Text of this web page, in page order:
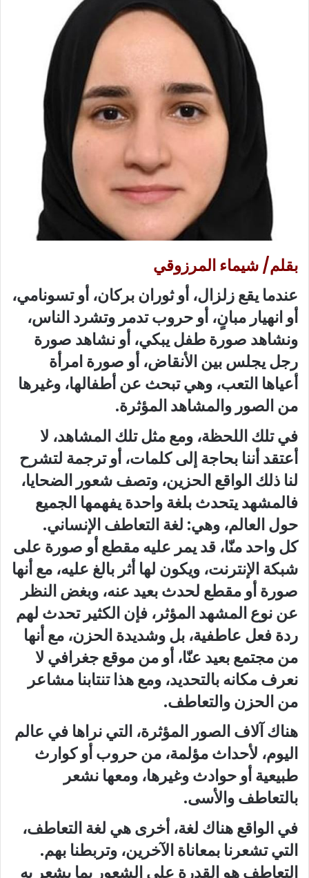
ى
ر
إ
ل
ك
ر
و
ن
بقلم/ شيماء المرزوقي
عندما يقع زلزال، أو ثوران بركان، أو تسونامي،
أو انهيار مبانٍ، أو حروب تدمر وتشرد الناس،
ونشاهد صورة طفل يبكي، أو نشاهد صورة
رجل يجلس بين الأنقاض، أو صورة امرأة
أعياها التعب، وهي تبحث عن أطفالها، وغيرها
من الصور والمشاهد المؤثرة.
في تلك اللحظة، ومع مثل تلك المشاهد، لا
أعتقد أننا بحاجة إلى كلمات، أو ترجمة لتشرح
لنا ذلك الواقع الحزين، وتصف شعور الضحايا،
فالمشهد يتحدث بلغة واحدة يفهمها الجميع
حول العالم، وهي: لغة التعاطف الإنساني.
كل واحد منّا، قد يمر عليه مقطع أو صورة على
شبكة الإنترنت، ويكون لها أثر بالغ عليه، مع أنها
صورة أو مقطع لحدث بعيد عنه، وبغض النظر
عن نوع المشهد المؤثر، فإن الكثير تحدث لهم
ردة فعل عاطفية، بل وشديدة الحزن، مع أنها
من مجتمع بعيد عنّا، أو من موقع جغرافي لا
نعرف مكانه بالتحديد، ومع هذا تنتابنا مشاعر
من الحزن والتعاطف.
هناك آلاف الصور المؤثرة، التي نراها في عالم
اليوم، لأحداث مؤلمة، من حروب أو كوارث
طبيعية أو حوادث وغيرها، ومعها نشعر
بالتعاطف والأسى.
في الواقع هناك لغة، أخرى هي لغة التعاطف،
التي تشعرنا بمعاناة الآخرين، وتربطنا بهم.
التعاطف هو القدرة على الشعور بما يشعر به